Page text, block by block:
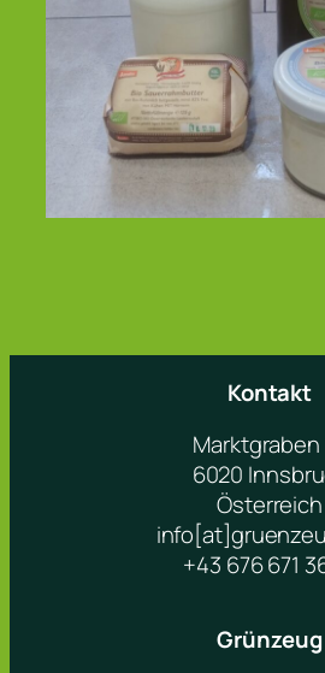
Kontakt
Marktgraben
6020
Österreich
+43 676 671
Grünzeug